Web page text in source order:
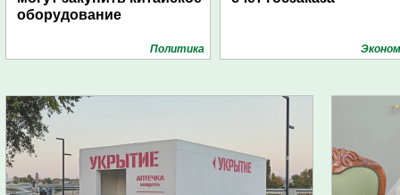
оборудование
Политика